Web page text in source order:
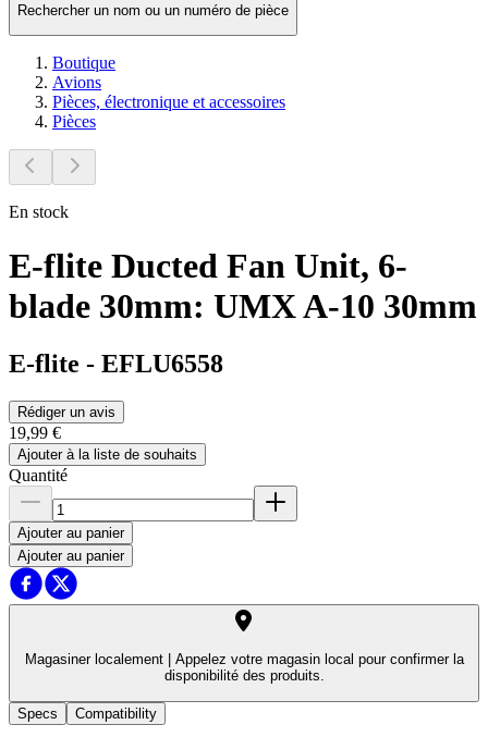
Rechercher un nom ou un numéro de pièce
Boutique
Avions
Pièces, électronique et accessoires
Pièces
En stock
E-flite Ducted Fan Unit, 6-
blade 30mm: UMX A-10 30mm
E-flite - EFLU6558
Rédiger un avis
19,99 €
Ajouter à la liste de souhaits
Quantité
Ajouter au panier
Ajouter au panier
Magasiner localement |
Appelez votre magasin local pour confirmer la
disponibilité des produits.
Specs Compatibility